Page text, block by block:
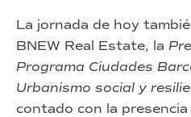
La jornada de hoy
BNEW Real Estate, la
Programa Ciudades
Urbanismo social y
contado con la